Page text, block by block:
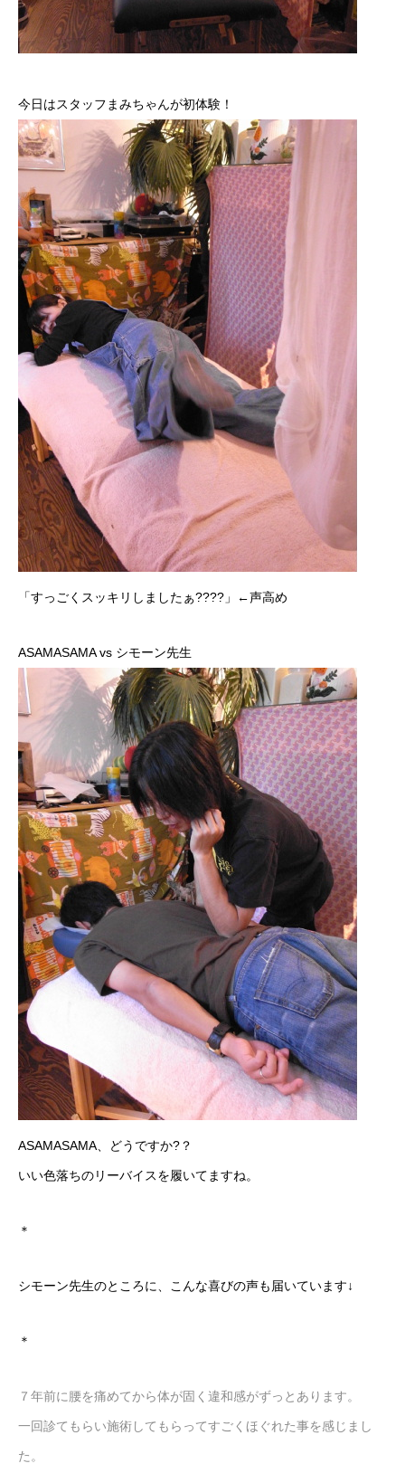
今日はスタッフまみちゃんが初体験！
「すっごくスッキリしましたぁ????」←声高め
ASAMASAMA vs シモーン先生
ASAMASAMA、どうですか?？
いい色落ちのリーバイスを履いてますね。
＊
シモーン先生のところに、こんな喜びの声も届いています↓
＊
７年前に腰を痛めてから体が固く違和感がずっとあります。
一回診てもらい施術してもらってすごくほぐれた事を感じまし
た。